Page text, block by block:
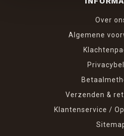
Over
Algemene
Verzenden &
Klantenservice /